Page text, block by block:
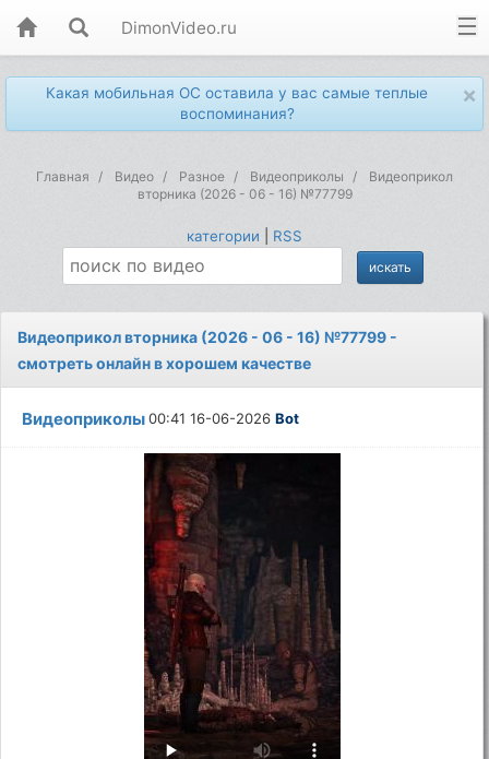
DimonVideo.ru
×
Какая мобильная ОС оставила у вас самые теплые
воспоминания?
Главная Видео Разное Видеоприколы
Видеоприкол
вторника (2026 - 06 - 16) №77799
категории RSS
Видеоприкол вторника (2026 - 06 - 16) №77799 -
смотреть онлайн в хорошем качестве
Видеоприколы00:41 16-06-2026Bot